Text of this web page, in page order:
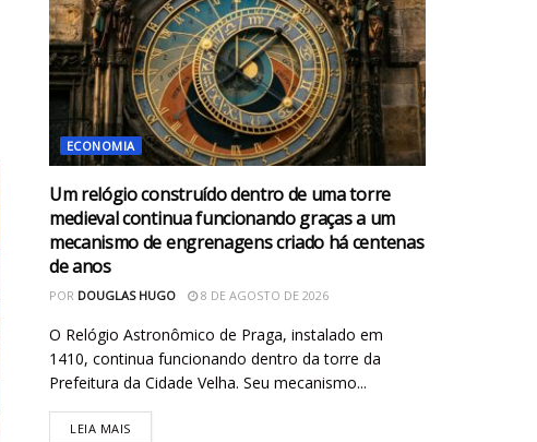
ECONOMIA
Um relógio construído dentro de uma torre
medieval continua funcionando graças a um
mecanismo de engrenagens criado há centenas
de anos
POR DOUGLAS HUGO 8 DE AGOSTO DE 2026
O Relógio Astronômico de Praga, instalado em
1410, continua funcionando dentro da torre da
Prefeitura da Cidade Velha. Seu mecanismo...
LEIA MAIS